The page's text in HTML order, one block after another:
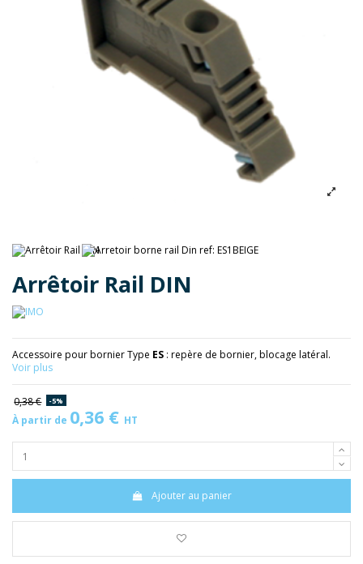
Arrêtoir Rail DIN
Accessoire pour bornier Type ES : repère de bornier, blocage latéral.
Voir plus
0,38 € -5%
À partir de 0,36 € HT
Ajouter au panier